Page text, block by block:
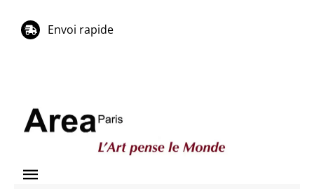
Envoi rapide